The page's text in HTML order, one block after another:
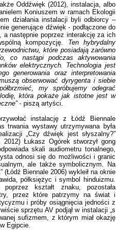
Oddźwięk (2012), instalacja, albo
Koniuszem w ramach Ekologii
działania instalacji byli odbiorcy –
generujące dźwięk - podłączone do
a następnie poprzez interakcję za ich
kompozycję. Ten hybrydalny
które posiadają zarówno
co nastąpi podczas aktywowania
elektrycznych. Technologia jest
generowania oraz interpretowania
obserwować dyrygenta i siebie
my spróbujemy odegrać
która pokaże jak istotne jest w
- piszą artyści.
instalację z Łódź Biennale
trwania wystawy utrzymywana była
„Czy dźwięk jest słyszalny?”
Łukasz Ogórek stworzył gong
skali audiometru tonalnego,
odnosi się do możliwości i granic
ale także symbolicznym. Na
Biennale 2006) wykleił na oknie
półksiężyc i symbol hinduizmu.
kształt znaku, pozostała
przez które patrzymy na świat i
i próby osiągnięcia jedności z
sprzętu AV podjął w instalacji „s
sufizmem, z którym miał okazję
Egipcie.